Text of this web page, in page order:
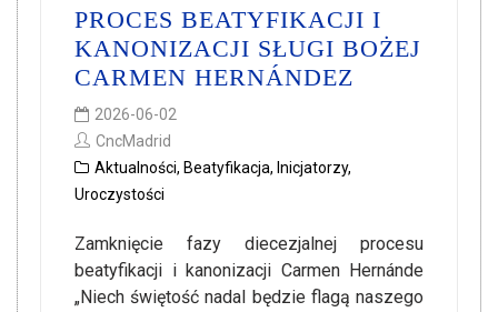
PROCES BEATYFIKACJI I
KANONIZACJI SŁUGI BOŻEJ
CARMEN HERNÁNDEZ
2026-06-02
CncMadrid
Aktualności, Beatyfikacja, Inicjatorzy,
Uroczystości
Zamknięcie fazy diecezjalnej procesu
beatyfikacji i kanonizacji Carmen Hernánde
„Niech świętość nadal będzie flagą naszego